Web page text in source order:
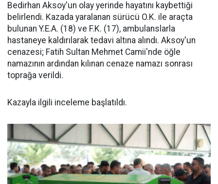
Bedirhan Aksoy'un olay yerinde hayatını kaybettiği
belirlendi. Kazada yaralanan sürücü O.K. ile araçta
bulunan Y.E.A. (18) ve F.K. (17), ambulanslarla
hastaneye kaldırılarak tedavi altına alındı. Aksoy'un
cenazesi; Fatih Sultan Mehmet Camii'nde öğle
namazının ardından kılınan cenaze namazı sonrası
toprağa verildi.
Kazayla ilgili inceleme başlatıldı.